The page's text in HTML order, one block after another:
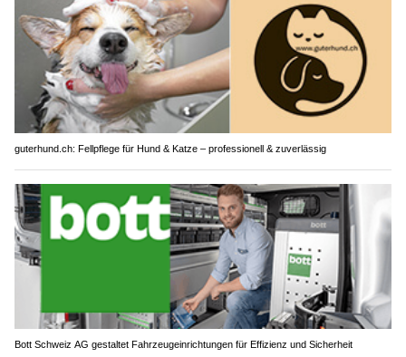
guterhund.ch: Fellpflege für Hund & Katze – professionell & zuverlässig
Bott Schweiz AG gestaltet Fahrzeugeinrichtungen für Effizienz und Sicherheit